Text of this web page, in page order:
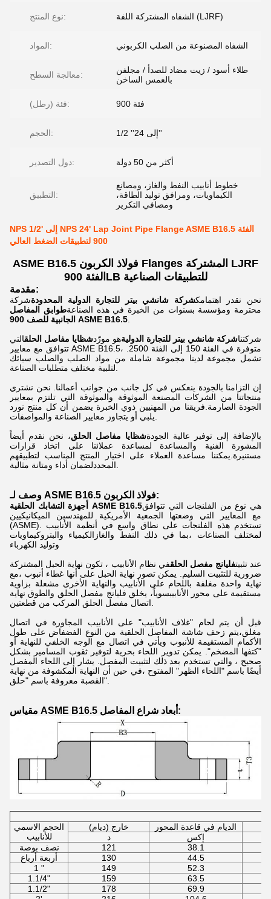
نوع المنتج: الشفاه المشتركة اللفة (LJRF)
المواد: الشفاه المصنوعة من الصلب الكربوني
معالجة السطح:
طلاء أسود / زيت مضاد للصدأ / مجلفن
بالغمس الساخن
فئة (رطل): فئة 900
الحجم: 1/2 ''إلى 24''
دول التصدير: أكثر من 50 دولة
التطبيق:
خطوط أنابيب النفط والغاز، ومصانع
الكيماويات، ومرافق توليد الطاقة،
ومصافي التكرير
NPS 1/2' إلى NPS 24' Lap Joint Pipe Flange ASME B16.5 الفئة
900 لتطبيقات الضغط العالي
ASME B16.5 فولاذ الكربون Flanges المشتركة LJRF
الفئة 900LB للتطبيقات الصناعية
مقدمة:
نحن نقدر اهتمامكشركة شانشي بيتر للتجارة الدولية المحدودةشركة
محترمة ومؤسسة بسنوات من الخبرة في هذه الصناعةطوابق المفاصل
الجانبية للصف 900 ASME B16.5
شركتناشركة شانشي بيتر للتجارة الدوليةهو مورّدشظايا مفاصل الحلقالتي
تتوافق مع معايير ASME B16.5، متوفرة في الفئة 150 إلى الفئة 2500.
تشمل مجموعة لدينا مجموعة شاملة من مواد الصلب والصلب سبائك
إن التزامنا بالجودة ينعكس في كل جانب من جوانب أعمالنا. نحن نشتري
منتجاتنا من الشركات المصنعة الموثوقة والموثوقة التي تلتزم بمعايير
الجودة الصارمة.فريقنا من المهنيين ذوي الخبرة يضمن أن كل منتج نورد
بالإضافة إلى توفير عالية الجودةشظايا مفاصل الحلق، نحن نقدم أيضاً
المشورة الفنية والمساعدة لمساعدة عملائنا على اتخاذ قرارات
مستنيرة.يمكننا مساعدة العملاء على اختيار المنتج المناسب لتطبيقهم
وصف لـ ASME B16.5 فولاذ الكربون:
أجهزة التشابك الحلقية ASME B16.5هي نوع من الفلنجات التي تتوافق
مع المعايير التي وضعتها الجمعية الأمريكية للمهندسين الميكانيكيين
(ASME). تستخدم هذه الفلنجات على نطاق واسع في أنظمة الأنابيب
لمختلف الصناعات ،بما في ذلك النفط والغازالكيمياء والبتروكيماويات
وتوليد الكهرباء
عند تثبيتفليانج مفصل الحلقفي نظام الأنابيب ، تكون نهاية الحبل المشتركة
ضرورية للتثبيت السليم. يمكن تصور نهاية الحبل على أنها غطاء أنبوب ،مع
نهاية واحدة مغلفة باللحام على الأنابيب والنهاية الأخرى مشعلة بزاوية
مستقيمة على محور الأنابيبسوياً، يخلق فليانج مفصل الحلق والطوق نهاية
قبل أن يتم لحام "غلاف الأنابيب" على الأنابيب المجاورة في اتصال
مغلق،يتم زحف شاشة المفاصل الحلقية من النوع الفضفاض على طول
الأكمام المستقيمة للأنبوب ويأتي في اتصال مع الوجه الخلفي للنهاية أو
"كتفها المضخم". يمكن تدوير اللحاء بحرية لتوفير ثقوب المسامير بشكل
صحيح ، والتي تستخدم بعد ذلك لتثبيت المفصل. يشار إلى اللحاء المفصل
أيضًا باسم "اللحاء الظهر" المفتوح ،في حين أن النهاية المكشوفة من نهاية
القصبة معروفة باسم "حلق".
مقياس ASME B16.5 أبعاد شراع المفاصل:
الحجم الاسمي
للأنابيب
خارج (ديام) الديام في قاعدة المحور
د
إكس
نصف بوصة
121 38.1
أربعة أرباع
130 44.5
1 "
149 52.3
1.1/4"
159 63.5
1.1/2"
178 69.9